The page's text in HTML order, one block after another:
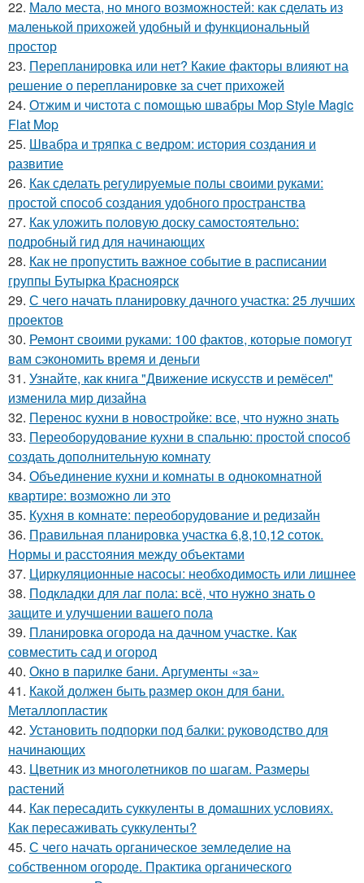
22. Мало места, но много возможностей: как сделать из
маленькой прихожей удобный и функциональный
простор
23. Перепланировка или нет? Какие факторы влияют на
решение о перепланировке за счет прихожей
24. Отжим и чистота с помощью швабры Mop Style Magic
Flat Mop
25. Швабра и тряпка с ведром: история создания и
развитие
26. Как сделать регулируемые полы своими руками:
простой способ создания удобного пространства
27. Как уложить половую доску самостоятельно:
подробный гид для начинающих
28. Как не пропустить важное событие в расписании
группы Бутырка Красноярск
29. С чего начать планировку дачного участка: 25 лучших
проектов
30. Ремонт своими руками: 100 фактов, которые помогут
вам сэкономить время и деньги
31. Узнайте, как книга "Движение искусств и ремёсел"
изменила мир дизайна
32. Перенос кухни в новостройке: все, что нужно знать
33. Переоборудование кухни в спальню: простой способ
создать дополнительную комнату
34. Объединение кухни и комнаты в однокомнатной
квартире: возможно ли это
35. Кухня в комнате: переоборудование и редизайн
36. Правильная планировка участка 6,8,10,12 соток.
Нормы и расстояния между объектами
37. Циркуляционные насосы: необходимость или лишнее
38. Подкладки для лаг пола: всё, что нужно знать о
защите и улучшении вашего пола
39. Планировка огорода на дачном участке. Как
совместить сад и огород
40. Окно в парилке бани. Аргументы «за»
41. Какой должен быть размер окон для бани.
Металлопластик
42. Установить подпорки под балки: руководство для
начинающих
43. Цветник из многолетников по шагам. Размеры
растений
44. Как пересадить суккуленты в домашних условиях.
Как пересаживать суккуленты?
45. С чего начать органическое земледелие на
собственном огороде. Практика органического